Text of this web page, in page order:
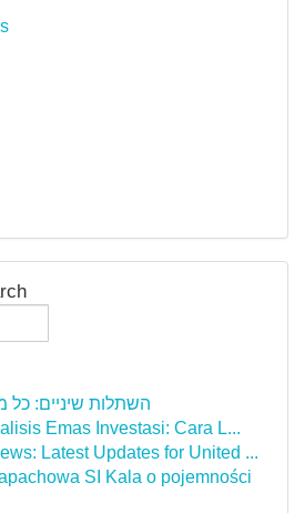
השתלות שיניים:
Emas Investasi: Cara L...
Latest Updates for United ...
SI Kala o pojemności